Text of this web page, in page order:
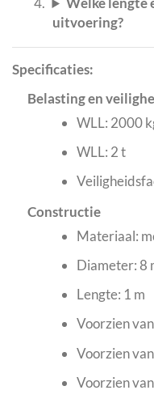
uitvoering?
Specificaties:
Belasting en
WLL: 2000
WLL: 2 t
Constructie
Materiaal:
Diameter: 8
Lengte: 1 m
Voorzien
Voorzien
Voorzien